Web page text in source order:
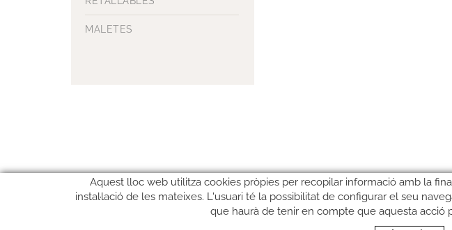
MALETES
Aquest lloc web utilitza cookies pròpies per recopilar informació amb la
instal·lació de les mateixes. L'usuari té la possibilitat de configurar el seu
que haurà de tenir en compte que aquesta acció